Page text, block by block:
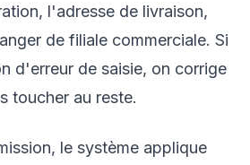
l'adresse de livraison,
de filiale commerciale. Si
d'erreur de saisie, on corrige
toucher au reste.
le système applique